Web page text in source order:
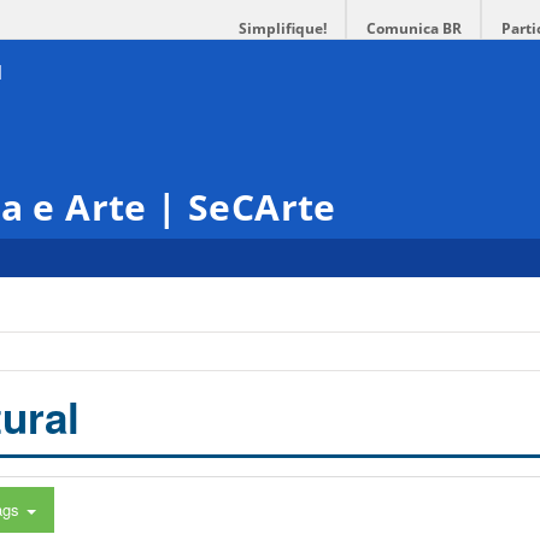
Simplifique! Comunica BR
e Arte | SeCArte